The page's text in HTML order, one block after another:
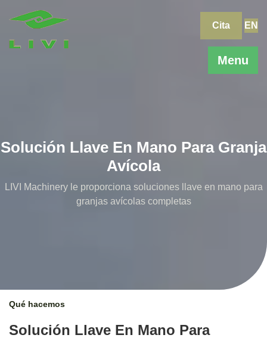
Menu
Cita EN
Solución Llave En Mano Para Granja
Avícola
LIVI Machinery le proporciona soluciones llave en mano para
granjas avícolas completas
Qué hacemos
Solución Llave En Mano Para